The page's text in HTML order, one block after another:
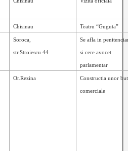
Chisinau Teatru “Guguta”
Soroca,
str.Stroiescu 44
Se afla in
si cere avocet
parlamentar
Or.Rezina Constructia unor
comerciale